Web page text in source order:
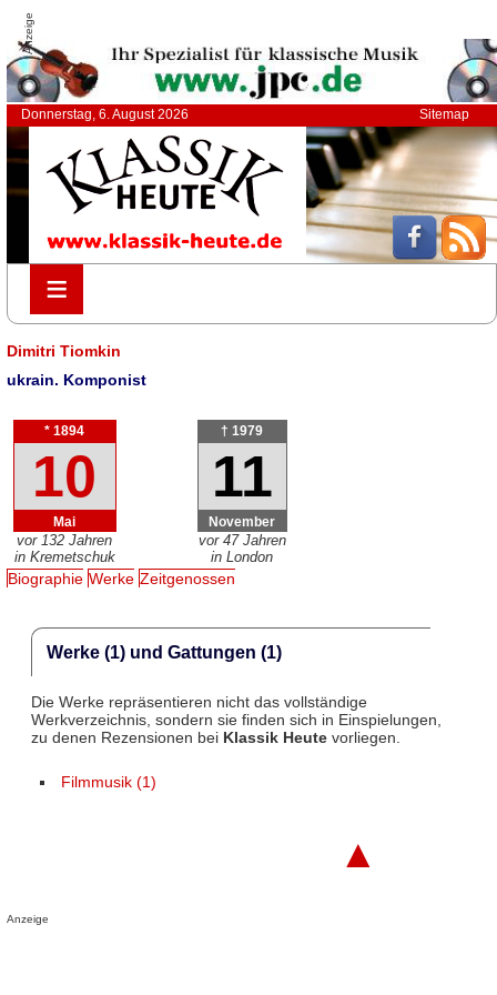
Anzeige
Donnerstag, 6. August 2026 Sitemap
≡
≡
Dimitri Tiomkin
ukrain. Komponist
* 1894
10
Mai
vor 132 Jahren
in Kremetschuk
† 1979
11
November
vor 47 Jahren
in London
Biographie Werke Zeitgenossen
Werke (1) und Gattungen (1)
Die Werke repräsentieren nicht das vollständige
Werkverzeichnis, sondern sie finden sich in Einspielungen,
zu denen Rezensionen bei Klassik Heutevorliegen.
Filmmusik (1)
▲
Anzeige